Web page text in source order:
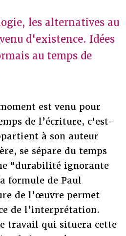
les alternatives au
d'existence. Idées
au temps de
est venu pour
de l’écriture, c'est-
à son auteur
se sépare du temps
"durabilité ignorante
formule de Paul
de l’œuvre permet
de l’interprétation.
travail qui situera cette